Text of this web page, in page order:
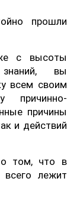
прошли
с высоты
знаний, вы
всем своим
причинно-
причины
и действий
том, что в
лежит